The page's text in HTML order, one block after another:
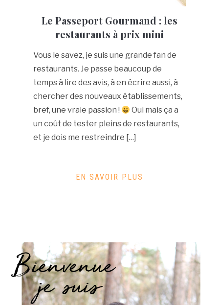
Le Passeport Gourmand : les
restaurants à prix mini
Vous le savez, je suis une grande fan de
restaurants. Je passe beaucoup de
temps à lire des avis, à en écrire aussi, à
chercher des nouveaux établissements,
bref, une vraie passion !
Oui mais ça a
un coût de tester pleins de restaurants,
et je dois me restreindre […]
EN SAVOIR PLUS